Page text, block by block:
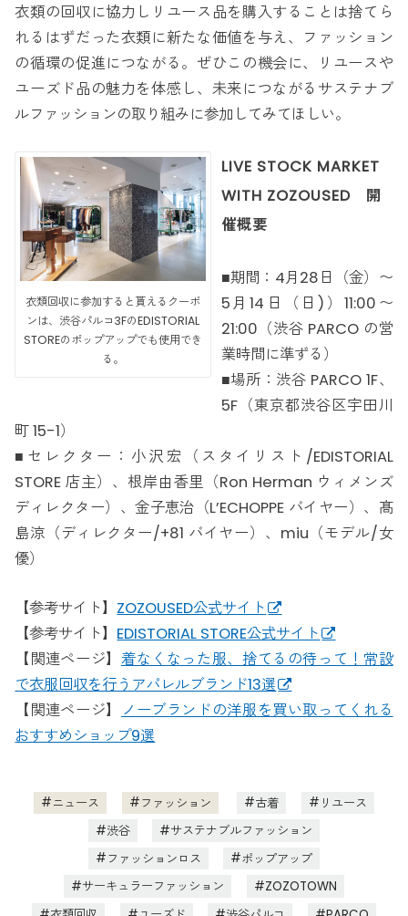
衣類の回収に協力しリユース品を購入することは捨てら
れるはずだった衣類に新たな価値を与え、ファッション
の循環の促進につながる。ぜひこの機会に、リユースや
ユーズド品の魅力を体感し、未来につながるサステナブ
ルファッションの取り組みに参加してみてほしい。
衣類回収に参加すると貰えるクーポ
ンは、渋谷パルコ3FのEDISTORIAL
STOREのポップアップでも使用でき
る。
LIVE STOCK MARKET
WITH ZOZOUSED 開
催概要
■期間：4月28日（金）〜
5月14日（日)）11:00〜
21:00（渋谷 PARCO の営
業時間に準ずる）
■場所：渋谷 PARCO 1F、
5F（東京都渋谷区宇田川
町 15-1）
■セレクター：小沢宏（スタイリスト/EDISTORIAL
STORE 店主）、根岸由香里（Ron Herman ウィメンズ
ディレクター）、金子恵治（L’ECHOPPE バイヤー）、髙
島涼（ディレクター/+81 バイヤー）、miu（モデル/女
優）
【参考サイト】 ZOZOUSED公式サイト
【参考サイト】 EDISTORIAL STORE公式サイト
【関連ページ】 着なくなった服、捨てるの待って！常設
で衣服回収を行うアパレルブランド13選
【関連ページ】
ノーブランドの洋服を買い取ってくれる
おすすめショップ9選
ニュース ファッション 古着
リユース
渋谷
サステナブルファッション
ファッションロス
ポップアップ
サーキュラーファッション
ZOZOTOWN